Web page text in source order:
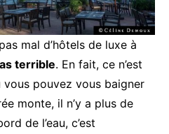
mal d’hôtels de luxe à
terrible. En fait, ce n’est
pouvez vous baigner
monte, il n’y a plus de
de l’eau, c’est